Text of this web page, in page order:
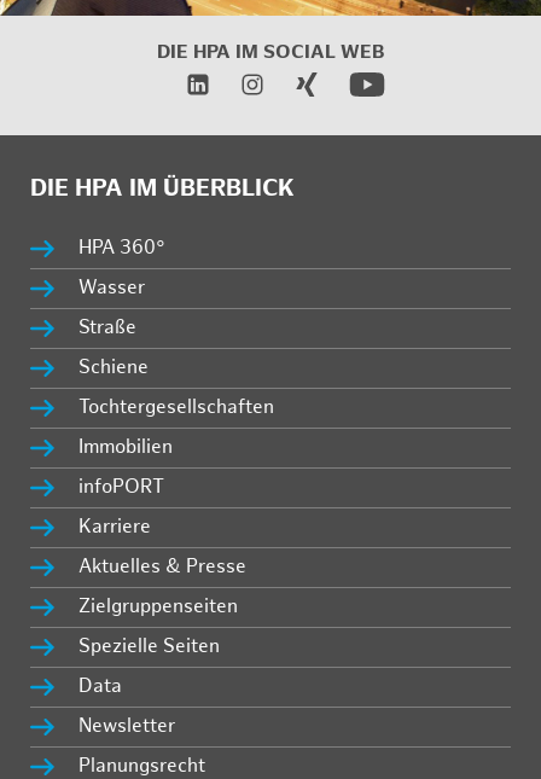
DIE HPA IM SOCIAL WEB
DIE HPA IM ÜBERBLICK
HPA 360°
Wasser
Straße
Schiene
Tochtergesellschaften
Immobilien
infoPORT
Karriere
Aktuelles & Presse
Zielgruppenseiten
Spezielle Seiten
Data
Newsletter
Planungsrecht